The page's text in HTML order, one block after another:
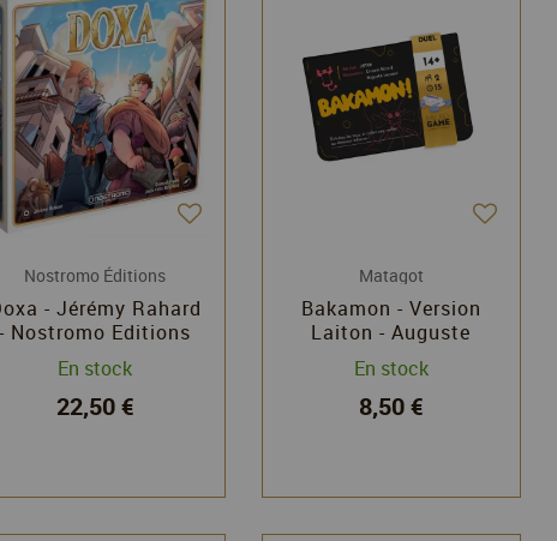
Nostromo Éditions
- Jérémy Rahard
- Nostromo Editions
En stock
22,50 €
Matagot
Bakamon - Version
Laiton - Auguste
Lecoeur, Erwann
Ricord - Matagot
En stock
8,50 €